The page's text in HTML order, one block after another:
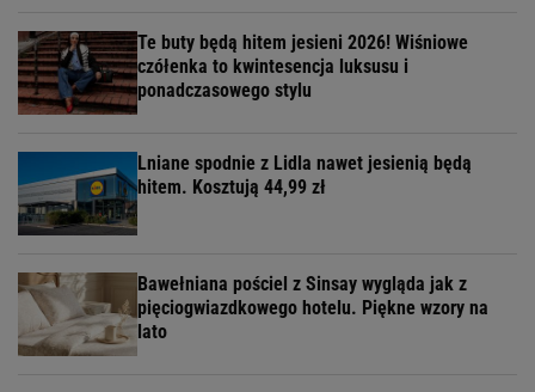
Te buty będą hitem jesieni 2026! Wiśniowe
czółenka to kwintesencja luksusu i
ponadczasowego stylu
Lniane spodnie z Lidla nawet jesienią będą
hitem. Kosztują 44,99 zł
Bawełniana pościel z Sinsay wygląda jak z
pięciogwiazdkowego hotelu. Piękne wzory na
lato